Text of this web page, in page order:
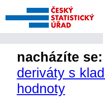
nacházíte se:
deriváty s
hodnoty